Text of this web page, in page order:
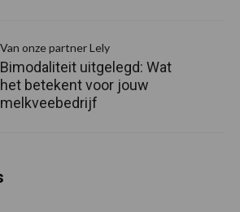
Van onze partner Lely
Bimodaliteit uitgelegd: Wat
het betekent voor jouw
melkveebedrijf